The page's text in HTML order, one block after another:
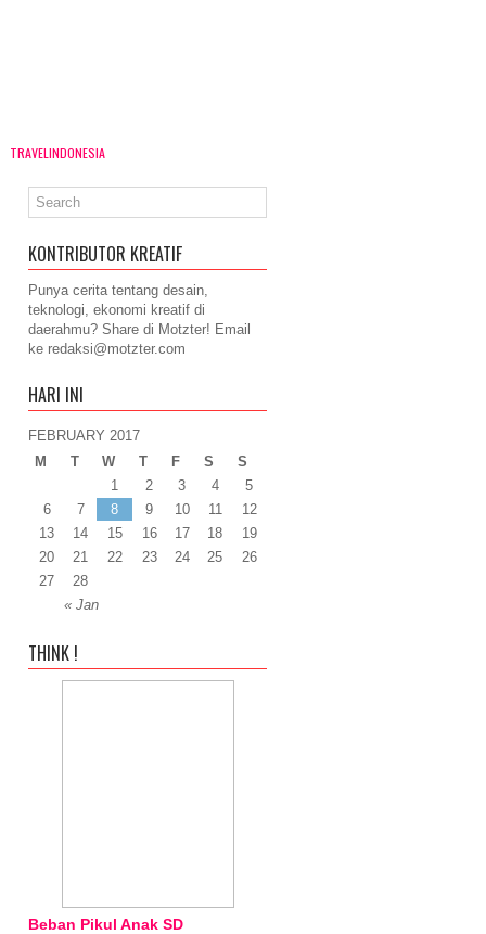
TRAVELINDONESIA
KONTRIBUTOR KREATIF
Punya cerita tentang desain,
teknologi, ekonomi kreatif di
daerahmu? Share di Motzter! Email
ke redaksi@motzter.com
HARI INI
FEBRUARY 2017
M
T W T F S S
« Jan
1 2 3 4
5
6
7 8 9 10 11
12
13
14 15 16 17 18
19
20
21 22 23 24 25
26
27
28
THINK !
Beban Pikul Anak SD